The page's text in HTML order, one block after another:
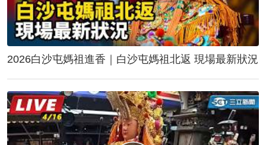
2026白沙屯媽祖進香｜白沙屯媽祖北返 現場最新狀況